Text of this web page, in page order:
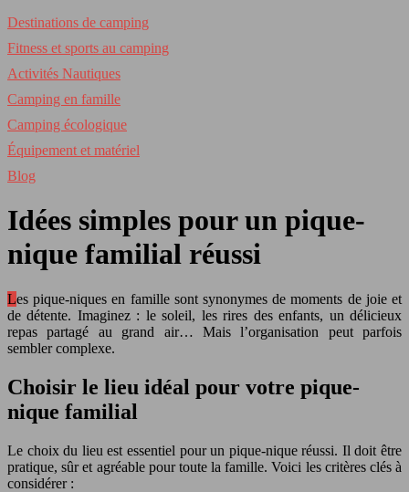
Destinations de camping
Fitness et sports au camping
Activités Nautiques
Camping en famille
Camping écologique
Équipement et matériel
Blog
Idées simples pour un pique-
nique familial réussi
Les pique-niques en famille sont synonymes de moments de joie et
de détente. Imaginez : le soleil, les rires des enfants, un délicieux
repas partagé au grand air… Mais l’organisation peut parfois
sembler complexe.
Choisir le lieu idéal pour votre pique-
nique familial
Le choix du lieu est essentiel pour un pique-nique réussi. Il doit être
pratique, sûr et agréable pour toute la famille. Voici les critères clés à
considérer :